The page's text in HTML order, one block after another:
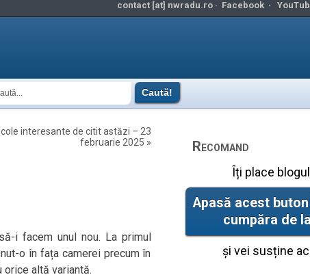
contact [at] nwradu.ro · Facebook·
interesante de citit astăzi – 23
februarie 2025 »
i facem unul nou. La primul
o în fața camerei precum în
orice altă variantă.
Recomand
Îți place
Apasă acest
cumpăra de
și vei susține